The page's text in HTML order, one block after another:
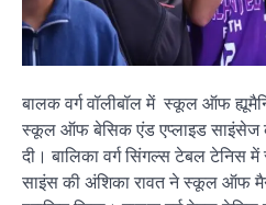
बालक वर्ग वॉलीबॉल में स्कूल ऑफ
स्कूल ऑफ बेसिक एंड एप्लाइड साइंसेज
दी। बालिका वर्ग सिंगल्स टेबल
साइंस की अंशिका रावत ने स्कूल ऑफ